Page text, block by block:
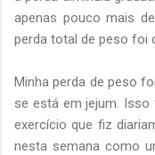
apenas pouco mais
perda total de peso foi
Minha perda de peso
se está em jejum. Isso
exercício que fiz
nesta semana como